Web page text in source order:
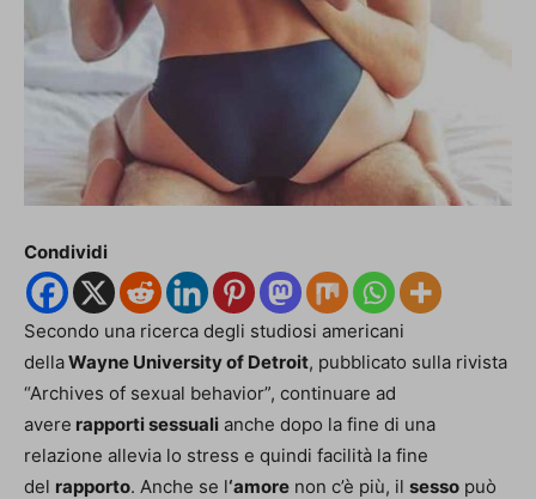
Condividi
Secondo una ricerca degli studiosi americani
dellaWayne University of Detroit, pubblicato sulla rivista
“Archives of sexual behavior”, continuare ad
avere rapporti sessuali anche dopo la fine di una
relazione allevia lo stress e quindi facilità la fine
del rapporto. Anche se l‘amore non c’è più, il sesso può